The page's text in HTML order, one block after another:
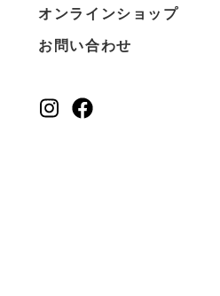
オンラインショップ
お問い合わせ